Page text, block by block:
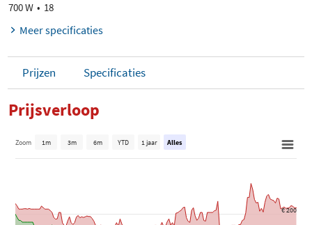
700 W 18
Meer specificaties
Prijzen Specificaties
Prijsverloop
€ 200
Zoom 1m 3m 6m YTD 1 jaar Alles